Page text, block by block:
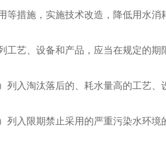
等措施，实施技术改造，降低用水消
工艺、设备和产品，应当在规定的
）列入淘汰落后的、耗水量高的工艺
）列入限期禁止采用的严重污染水环